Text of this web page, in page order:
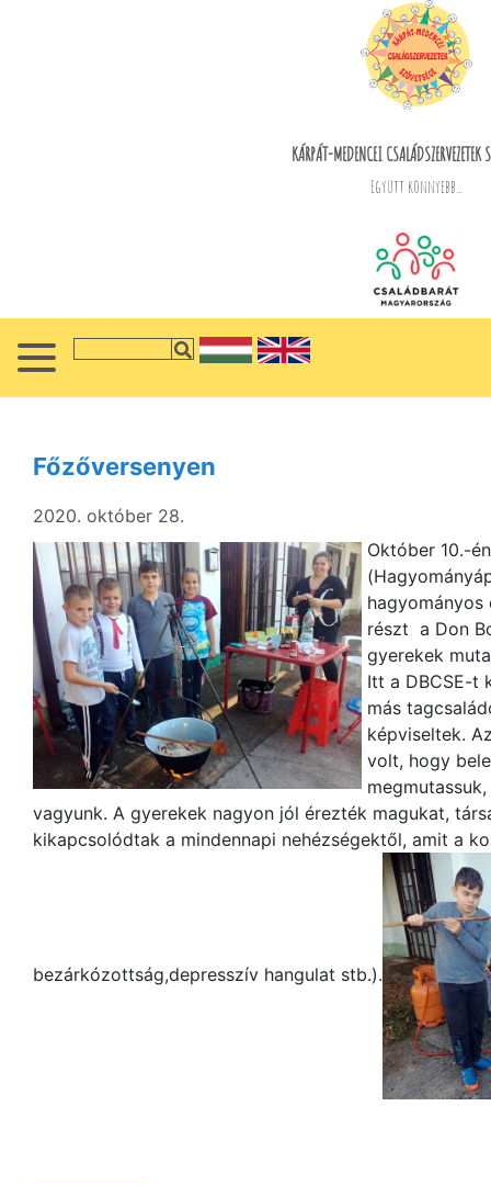
KÁRPÁT-MEDENCEI CSALÁDSZERVEZETEK
Együtt könnyebb...
Főzőversenyen
2020. október 28.
Október 10.-
részt a Don
gyerekek
Itt a DBCSE-t
más
képviseltek.
volt, hogy
vagyunk. A gyerekek nagyon jól érezték magukat,
kikapcsolódtak a mindennapi nehézségektől, amit a
bezárkózottság,depresszív hangulat stb.).